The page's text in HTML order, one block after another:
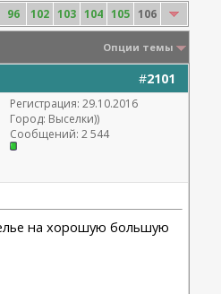
96 102 103 104 105 106
Опции темы
#2101
Регистрация: 29.10.2016
Город: Выселки))
Сообщений: 2 544
на хорошую большую